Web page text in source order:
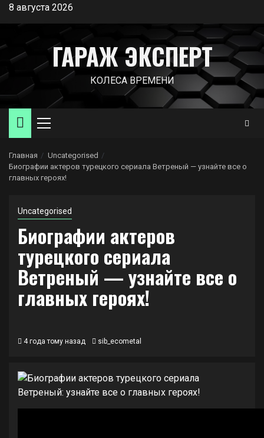
Перейти
содержимому
8 августа 2026
ГАРАЖ ЭКСПЕРТ
КОЛЕСА ВРЕМЕНИ
Основное
Главная
Uncategorised
Биографии актеров турецкого сериала Ветреный — узнайте все о
главных героях!
Uncategorised
Биографии актеров
турецкого сериала
Ветреный — узнайте все о
главных героях!
4 года тому назад sib_ecometal